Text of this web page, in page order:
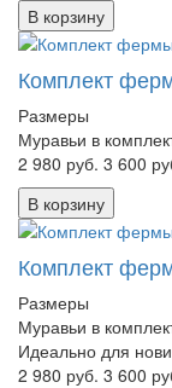
В корзину
Комплект
Размеры
Муравьи в
2 980 руб. 3 600
В корзину
Комплект
Размеры
Муравьи в
Идеально для
2 980 руб. 3 600